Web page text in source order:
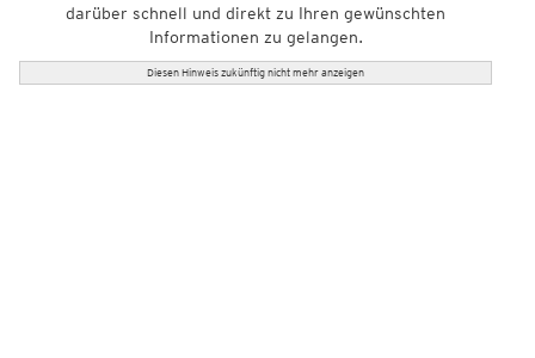
darüber schnell und direkt zu Ihren gewünschten
Informationen zu gelangen.
Diesen Hinweis zukünftig nicht mehr anzeigen